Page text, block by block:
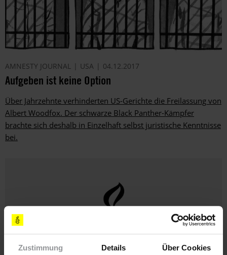
Zustimmung Details Über Cookies
AMNESTY JOURNAL USA 04.12.2017
Aufgeben ist keine Option
Über Jahrzehnte verhinderten US-Gerichte die Freilassung von
Albert Woodfox. Der schwarze Black Panther-Kämpfer
brachte sich deshalb in Einzelhaft selbst juristische Kenntnisse
bei.